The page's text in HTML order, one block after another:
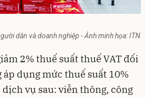
dân và doanh nghiệp - Ảnh minh họa: ITN
2% thuế suất thuế VAT đối
dụng mức thuế suất 10%
vụ sau: viễn thông, công